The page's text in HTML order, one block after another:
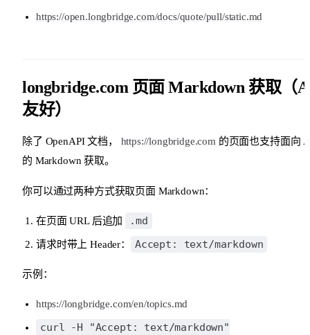
https://open.longbridge.com/docs/quote/pull/static.md
longbridge.com 页面 Markdown 获取（
友好）
除了 OpenAPI 文档， https://longbridge.com的页面也支持面向
的 Markdown 获取。
你可以通过两种方式获取页面 Markdown：
在页面 URL 后追加 .md
请求时带上 Header： Accept: text/markdown
示例：
https://longbridge.com/en/topics.md
curl -H "Accept: text/markdown"